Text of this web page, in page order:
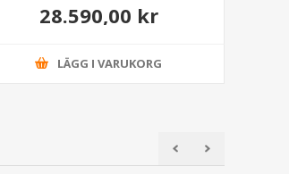
28.590,00 kr
LÄGG I VARUKORG